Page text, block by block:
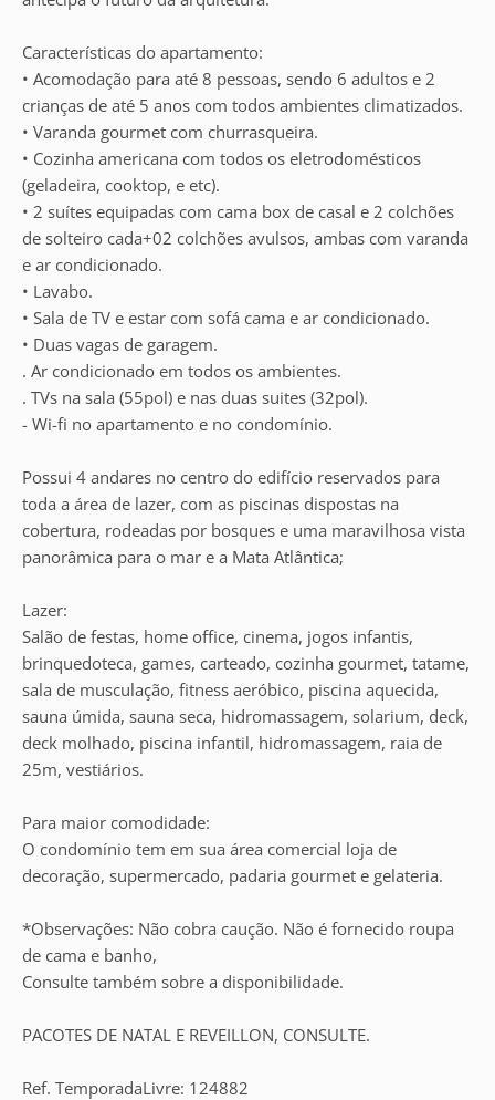
Características do apartamento:
• Acomodação para até 8 pessoas, sendo 6 adultos e 2
crianças de até 5 anos com todos ambientes climatizados.
• Varanda gourmet com churrasqueira.
• Cozinha americana com todos os eletrodomésticos
(geladeira, cooktop, e etc).
• 2 suítes equipadas com cama box de casal e 2 colchões
de solteiro cada+02 colchões avulsos, ambas com varanda
e ar condicionado.
• Lavabo.
• Sala de TV e estar com sofá cama e ar condicionado.
• Duas vagas de garagem.
. Ar condicionado em todos os ambientes.
. TVs na sala (55pol) e nas duas suites (32pol).
- Wi-fi no apartamento e no condomínio.
Possui 4 andares no centro do edifício reservados para
toda a área de lazer, com as piscinas dispostas na
cobertura, rodeadas por bosques e uma maravilhosa vista
panorâmica para o mar e a Mata Atlântica;
Lazer:
Salão de festas, home office, cinema, jogos infantis,
brinquedoteca, games, carteado, cozinha gourmet, tatame,
sala de musculação, fitness aeróbico, piscina aquecida,
sauna úmida, sauna seca, hidromassagem, solarium, deck,
deck molhado, piscina infantil, hidromassagem, raia de
25m, vestiários.
Para maior comodidade:
O condomínio tem em sua área comercial loja de
decoração, supermercado, padaria gourmet e gelateria.
*Observações: Não cobra caução. Não é fornecido roupa
de cama e banho,
Consulte também sobre a disponibilidade.
PACOTES DE NATAL E REVEILLON, CONSULTE.
Ref. TemporadaLivre: 124882